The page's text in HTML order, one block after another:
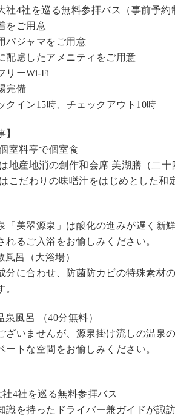
社4社を巡る無料参拝バス（事前予約
をご用意
パジャマをご用意
配慮したアメニティをご用意
リーWi-Fi
完備
クイン15時、チェックアウト10時
】
室料亭で個室食
地産地消の創作和会席 美湖膳（二
こだわりの味噌汁をはじめとした和
「美翠源泉」は酸化の進みが遅く新
れるご入浴をお愉しみください。
風呂（大浴場）
分に合わせ、防菌防カビの特殊素材
。
泉風呂 （40分無料）
ざいませんが、源泉掛け流しの温泉
ートな空間をお愉しみください。
4社を巡る無料参拝バス
識を持ったドライバー兼ガイドが諏